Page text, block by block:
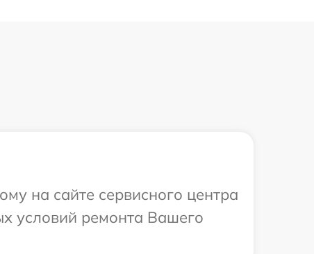
на сайте сервисного центра
условий ремонта Вашего